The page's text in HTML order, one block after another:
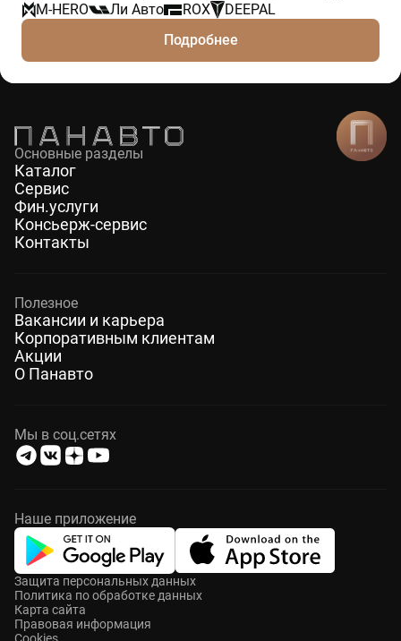
M-HERO
Ли Авто ROX
DEEPAL
Подробнее
Основные разделы
Каталог
Сервис
Фин.услуги
Консьерж-сервис
Контакты
Полезное
Вакансии и карьера
Корпоративным клиентам
Акции
О Панавто
Мы в соц.сетях
Наше приложение
Защита персональных данных
Политика по обработке данных
Карта сайта
Правовая информация